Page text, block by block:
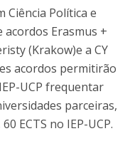
Política e
acordos Erasmus +
(Krakow)e a CY
acordos permitirão
UCP frequentar
parceiras,
ECTS no IEP-UCP.